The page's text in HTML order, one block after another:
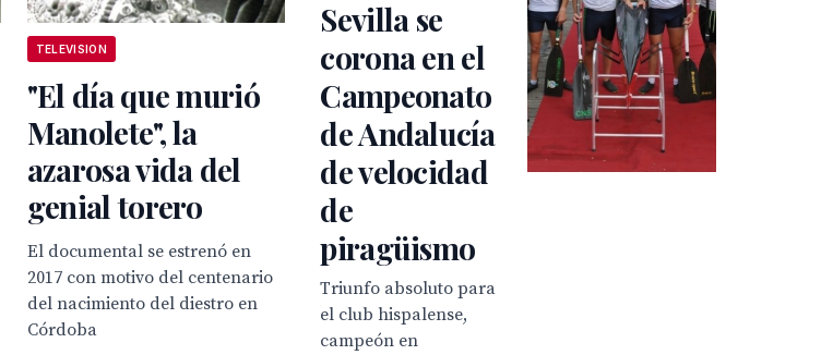
TELEVISION
"El día que murió
Manolete", la
azarosa vida del
genial torero
El documental se estrenó en
2017 con motivo del centenario
del nacimiento del diestro en
Córdoba
Sevilla se
corona en el
Campeonato
de Andalucía
de velocidad
de
piragüismo
Triunfo absoluto para
el club hispalense,
campeón en